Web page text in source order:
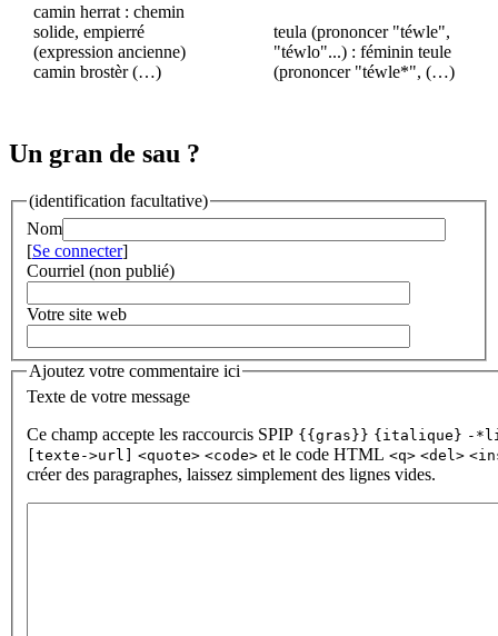
camin herrat : chemin
solide, empierré
(expression ancienne)
camin brostèr (…)
teula (prononcer "téwle",
"téwlo"...) : féminin teule
(prononcer "téwle*", (…)
Un gran de sau ?
(identification facultative)
Nom
[Se connecter]
Courriel (non publié)
Votre site web
Ajoutez votre commentaire ici
Texte de votre message
Ce champ accepte les raccourcis SPIP {{gras}} {italique} -
[texte->url]
<quote> <code> et le code HTML <q> <del>
créer des paragraphes, laissez simplement des lignes vides.